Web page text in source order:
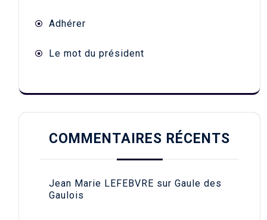
Adhérer
Le mot du président
COMMENTAIRES RÉCENTS
Jean Marie LEFEBVRE sur Gaule des
Gaulois